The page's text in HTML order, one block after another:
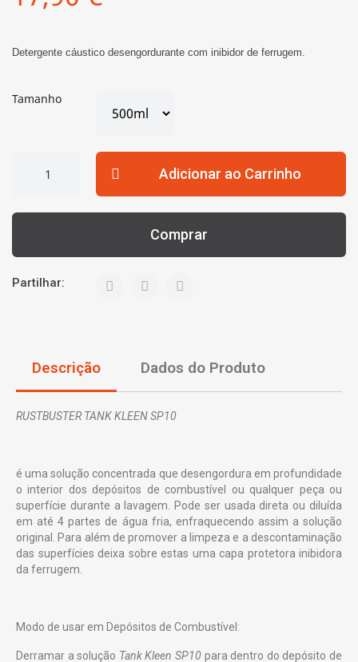
Detergente cáustico desengordurante com inibidor de ferrugem.
Tamanho
Adicionar ao Carrinho
Comprar
Partilhar:
Descrição Dados do Produto
RUSTBUSTER TANK KLEEN SP10
é uma solução concentrada que desengordura em profundidade
o interior dos depósitos de combustível ou qualquer peça ou
superfície durante a lavagem. Pode ser usada direta ou diluída
em até 4 partes de água fria, enfraquecendo assim a solução
original. Para além de promover a limpeza e a descontaminação
das superfícies deixa sobre estas uma capa protetora inibidora
da ferrugem.
Modo de usar em Depósitos de Combustível:
Derramar a solução Tank Kleen SP10 para dentro do depósito de